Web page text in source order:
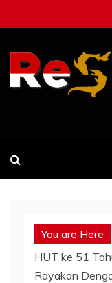
to
You are Here
HUT ke 51
Rayakan